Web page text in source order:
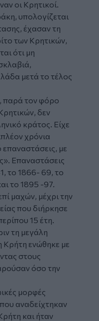
οι Κρητικοί.
υπολογίζεται
έχασαν τη
των Κρητικών,
ότι μη
μετά το τέλος
τον φόρο
δεν
κράτος. Είχε
χρόνια
επαναστάσεις, με
Επαναστάσεις
το 1866- 69, το
το 1895 -97.
μαχών, μέχρι την
που διήρκησε
15 έτη.
τη μεγάλη
Κρήτη ενώθηκε με
στους
όσο την
μορφές
αναδείχτηκαν
και ήταν